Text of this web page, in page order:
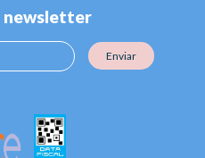
newsletter
Enviar